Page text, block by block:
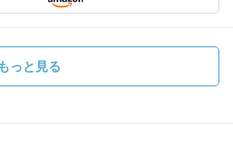
もっと見る